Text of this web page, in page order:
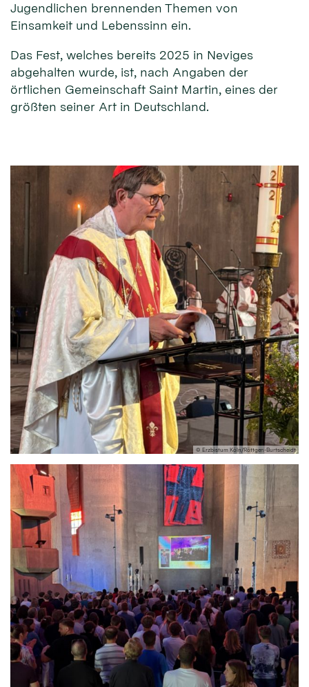
Jugendlichen brennenden Themen von
Einsamkeit und Lebenssinn ein.
Das Fest, welches bereits 2025 in Neviges
abgehalten wurde, ist, nach Angaben der
örtlichen Gemeinschaft Saint Martin, eines der
größten seiner Art in Deutschland.
© Erzbistum Köln/Röttgen-Burtscheidt